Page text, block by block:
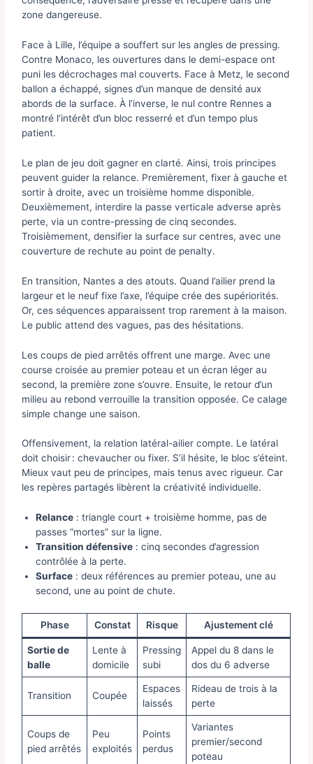
zone dangereuse.
Face à Lille, l’équipe a souffert sur les angles de pressing.
Contre Monaco, les ouvertures dans le demi-espace ont
puni les décrochages mal couverts. Face à Metz, le second
ballon a échappé, signes d’un manque de densité aux
abords de la surface. À l’inverse, le nul contre Rennes a
montré l’intérêt d’un bloc resserré et d’un tempo plus
patient.
Le plan de jeu doit gagner en clarté. Ainsi, trois principes
peuvent guider la relance. Premièrement, fixer à gauche et
sortir à droite, avec un troisième homme disponible.
Deuxièmement, interdire la passe verticale adverse après
perte, via un contre-pressing de cinq secondes.
Troisièmement, densifier la surface sur centres, avec une
couverture de rechute au point de penalty.
En transition, Nantes a des atouts. Quand l’ailier prend la
largeur et le neuf fixe l’axe, l’équipe crée des supériorités.
Or, ces séquences apparaissent trop rarement à la maison.
Le public attend des vagues, pas des hésitations.
Les coups de pied arrêtés offrent une marge. Avec une
course croisée au premier poteau et un écran léger au
second, la première zone s’ouvre. Ensuite, le retour d’un
milieu au rebond verrouille la transition opposée. Ce calage
simple change une saison.
Offensivement, la relation latéral-ailier compte. Le latéral
doit choisir : chevaucher ou fixer. S’il hésite, le bloc s’éteint.
Mieux vaut peu de principes, mais tenus avec rigueur. Car
les repères partagés libèrent la créativité individuelle.
Relance : triangle court + troisième homme, pas de
passes “mortes” sur la ligne.
Transition défensive : cinq secondes d’agression
contrôlée à la perte.
Surface : deux références au premier poteau, une au
second, une au point de chute.
Phase Constat Risque Ajustement clé
Sortie de
balle
Lente à
domicile
Pressing
subi
Appel du 8 dans le
dos du 6 adverse
Transition Coupée
Espaces
laissés
Rideau de trois à la
perte
Coups de
pied arrêtés
Peu
exploités
Points
perdus
Variantes
premier/second
poteau